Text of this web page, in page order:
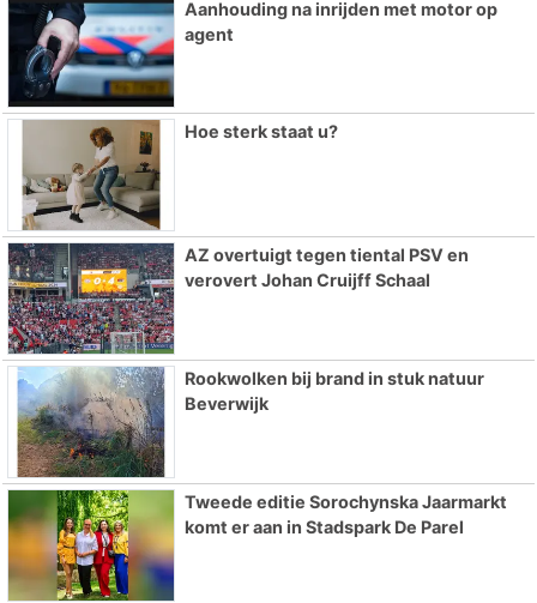
Aanhouding na inrijden met motor op
agent
Hoe sterk staat u?
AZ overtuigt tegen tiental PSV en
verovert Johan Cruijff Schaal
Rookwolken bij brand in stuk natuur
Beverwijk
Tweede editie Sorochynska Jaarmarkt
komt er aan in Stadspark De Parel